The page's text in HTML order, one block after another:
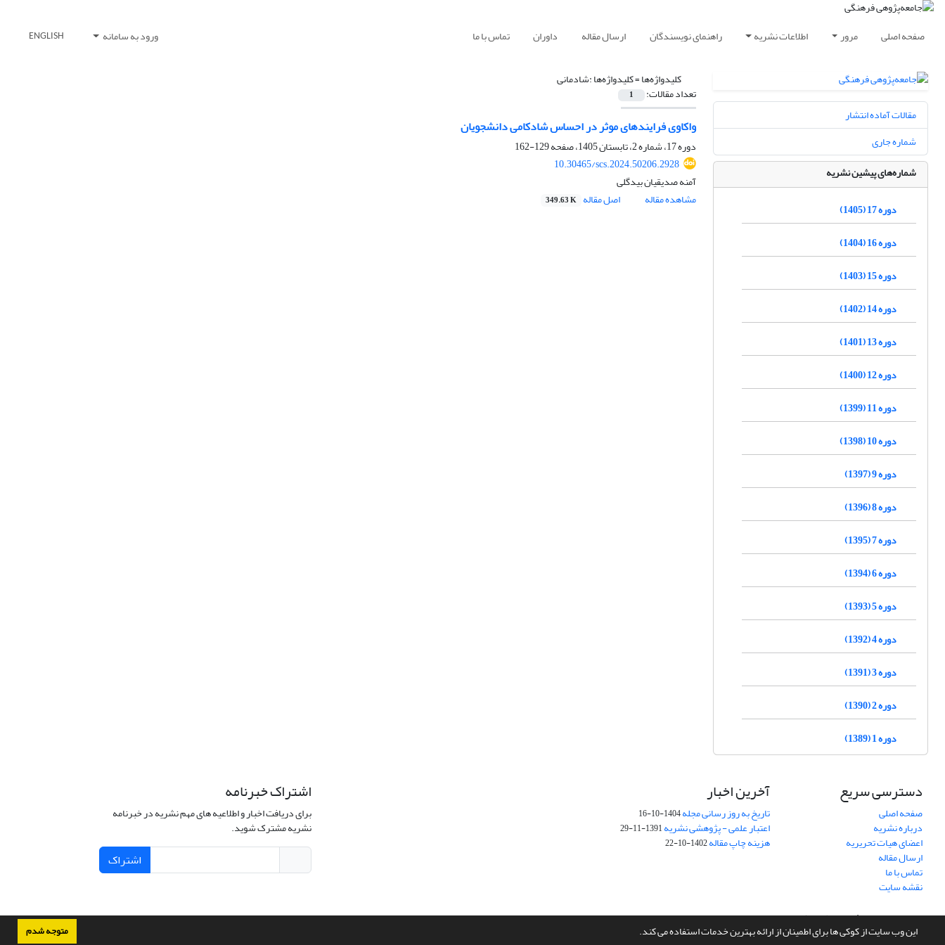
این وب سایت از کوکی ها برای اطمینان از ارائه بهترین خدمات استفاده می کند. متوجه شدم
صفحه اصلی مرور اطلاعات نشریه راهنمای نویسندگان ارسال مقاله داوران تماس با ما ورود به سامانه ENGLISH
کلیدواژه‌ها =کلیدواژه‌ها :شادمانی
تعداد مقالات: 1
واکاوی فرایندهای موثر در احساس شادکامی دانشجویان
دوره 17، شماره 2، تابستان 1405، صفحه
129-162
10.30465/scs.2024.50206.2928
آمنه صدیقیان بیدگلی
مشاهده مقاله
اصل مقاله 349.63 K
مقالات آماده انتشار
شماره جاری
شماره‌های پیشین نشریه
دوره 17 (1405)
دوره 16 (1404)
دوره 15 (1403)
دوره 14 (1402)
دوره 13 (1401)
دوره 12 (1400)
دوره 11 (1399)
دوره 10 (1398)
دوره 9 (1397)
دوره 8 (1396)
دوره 7 (1395)
دوره 6 (1394)
دوره 5 (1393)
دوره 4 (1392)
دوره 3 (1391)
دوره 2 (1390)
دوره 1 (1389)
دسترسی سریع
صفحه اصلی
درباره نشریه
اعضای هیات تحریریه
ارسال مقاله
تماس با ما
نقشه سایت
آخرین اخبار
تاریخ به روز رسانی مجله1404-10-16
اعتبار علمی - پژوهشی نشریه1391-11-29
هزینه چاپ مقاله1402-10-22
اشتراک خبرنامه
برای دریافت اخبار و اطلاعیه های مهم نشریه در خبرنامه
نشریه مشترک شوید.
اشتراک
سامانه مدیریت نشریات علمی.طراحی و پیاده سازی ازسیناوب